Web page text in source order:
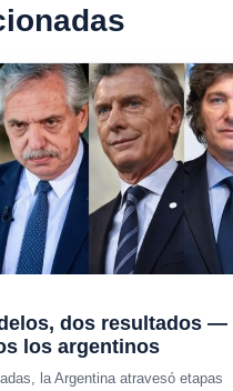
dos resultados —
los argentinos
la Argentina atravesó etapas